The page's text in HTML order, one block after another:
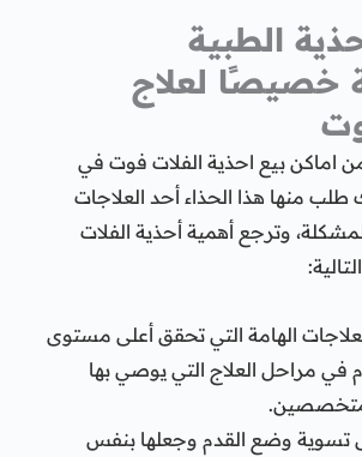
الطبية
خصيصًا لعلاج
اماكن بيع احذية الفلات فوت في
منها هذا الحذاء أحد العلاجات
وترجع أهمية أحذية الفلات
الهامة التي تحقق أعلى مستوى
في مراحل العلاج التي يوصي بها
تسوية وضع القدم وجعلها بنفس